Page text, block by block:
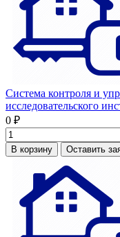
Система контроля и
исследовательского
0 ₽
В корзину Оставить